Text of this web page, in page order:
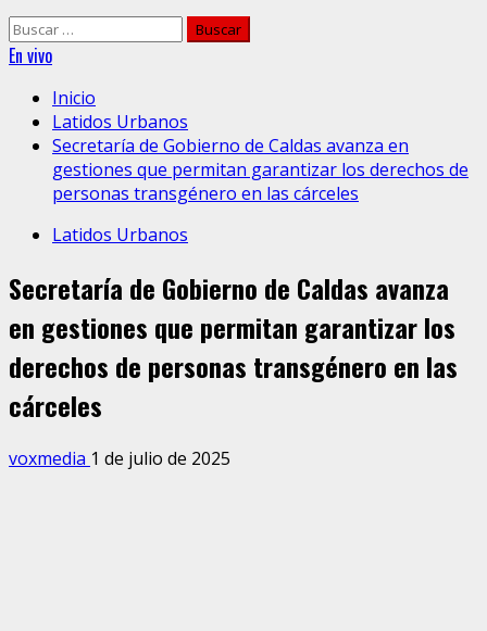
Buscar:
En vivo
Inicio
Latidos Urbanos
Secretaría de Gobierno de Caldas avanza en
gestiones que permitan garantizar los derechos de
personas transgénero en las cárceles
Latidos Urbanos
Secretaría de Gobierno de Caldas avanza
en gestiones que permitan garantizar los
derechos de personas transgénero en las
cárceles
voxmedia 1 de julio de 2025